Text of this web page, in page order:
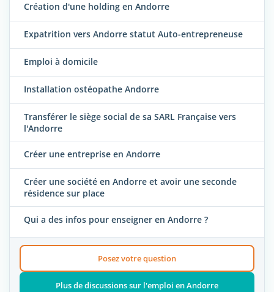
Création d'une holding en Andorre
Expatrition vers Andorre statut Auto-entrepreneuse
Emploi à domicile
Installation ostéopathe Andorre
Transférer le siège social de sa SARL Française vers
l'Andorre
Créer une entreprise en Andorre
Créer une société en Andorre et avoir une seconde
résidence sur place
Qui a des infos pour enseigner en Andorre ?
Posez votre question
Plus de discussions sur l'emploi en Andorre